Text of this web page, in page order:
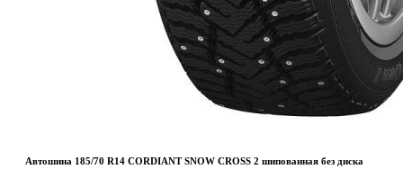
Автошина 185/70 R14 CORDIANT SNOW CROSS 2 шипованная без диска